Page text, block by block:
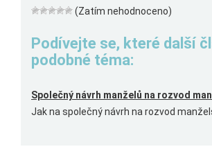
(Zatím nehodnoceno)
Podívejte se, které další
podobné téma:
Společný návrh manželů na rozvod
Jak na společný návrh na rozvod